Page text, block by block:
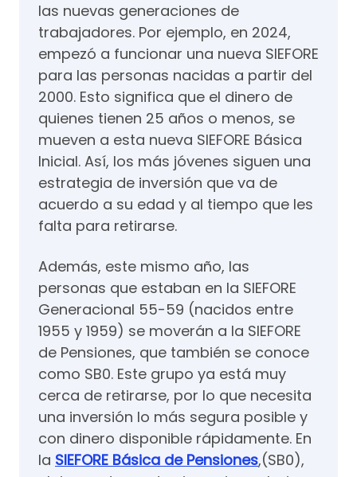
las nuevas generaciones de
trabajadores. Por ejemplo, en 2024,
empezó a funcionar una nueva SIEFORE
para las personas nacidas a partir del
2000. Esto significa que el dinero de
quienes tienen 25 años o menos, se
mueven a esta nueva SIEFORE Básica
Inicial. Así, los más jóvenes siguen una
estrategia de inversión que va de
acuerdo a su edad y al tiempo que les
falta para retirarse.
Además, este mismo año, las
personas que estaban en la SIEFORE
Generacional 55-59 (nacidos entre
1955 y 1959) se moverán a la SIEFORE
de Pensiones, que también se conoce
como SB0. Este grupo ya está muy
cerca de retirarse, por lo que necesita
una inversión lo más segura posible y
con dinero disponible rápidamente. En
la SIEFORE Básica de Pensiones,(SB0),